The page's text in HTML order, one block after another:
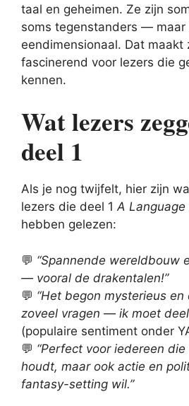
taal en geheimen. Ze zijn
soms tegenstanders — maar
eendimensionaal. Dat maakt
fascinerend voor lezers die
kennen.
Wat lezers
deel 1
Als je nog twijfelt, hier zijn
lezers die deel 1A
hebben gelezen:
💬 “Spannende wereldbouw
— vooral de drakentalen!”
💬 “Het begon mysterieus
zoveel vragen — ik moet deel
(populaire sentiment onder
💬 “Perfect voor iedereen
houdt, maar ook actie en
fantasy-setting wil.”